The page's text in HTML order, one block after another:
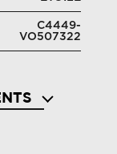
C4449-
VO507322